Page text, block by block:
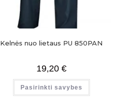
Kelnės nuo lietaus PU 850PAN
19,20 €
Pasirinkti savybes